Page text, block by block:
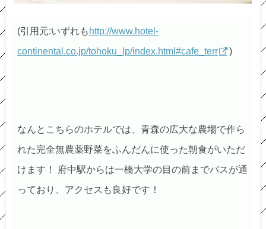
(引用元:いずれも http://www.hotel-
continental.co.jp/tohoku_lp/index.html#cafe_terr
)
なんとこちらのホテルでは、青森の広大な農場で作ら
れた完全無農薬野菜をふんだんに使った朝食がいただ
けます！ 府中駅からは一橋大学の目の前までバスが通
っており、アクセスも良好です！